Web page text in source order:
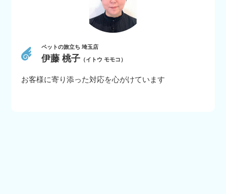
ペットの旅立ち 埼玉店
伊藤 桃子 （イトウ モモコ）
お客様に寄り添った対応を心がけています